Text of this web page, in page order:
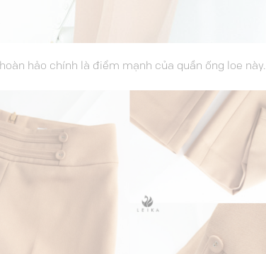
hảo chính là điểm mạnh của quần ống loe này.